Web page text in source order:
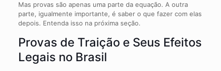
Mas provas são apenas uma parte da equação. A outra
parte, igualmente importante, é saber o que fazer com elas
depois. Entenda isso na próxima seção.
Provas de Traição e Seus Efeitos
Legais no Brasil